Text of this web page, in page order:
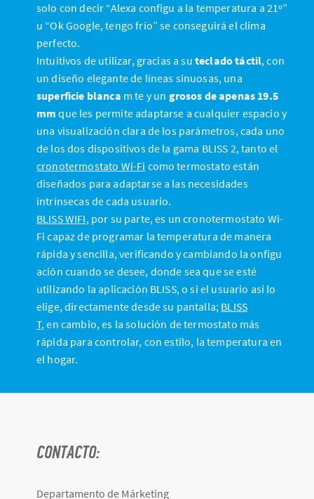
solo con decir “Alexa configu a la temperatura a 21º”
u “Ok Google, tengo frío” se conseguirá el clima
perfecto.
Intuitivos de utilizar, gracias a su teclado táctil, con
un diseño elegante de líneas sinuosas, una
superficie blanca m te y un grosos de apenas 19.5
mm que les permite adaptarse a cualquier espacio y
una visualización clara de los parámetros, cada uno
de los dos dispositivos de la gama BLISS 2, tanto el
cronotermostato Wi-Fi como termostato están
diseñados para adaptarse a las necesidades
intrínsecas de cada usuario.
BLISS WIFI, por su parte, es un cronotermostato Wi-
Fi capaz de programar la temperatura de manera
rápida y sencilla, verificando y cambiando la onfigu
ación cuando se desee, donde sea que se esté
utilizando la aplicación BLISS, o si el usuario así lo
elige, directamente desde su pantalla; BLISS
T, en cambio, es la solución de termostato más
rápida para controlar, con estilo, la temperatura en
el hogar.
CONTACTO:
Departamento de Márketing